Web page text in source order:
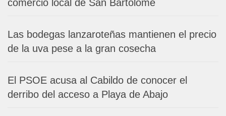
comercio local de San Bartolomé
Las bodegas lanzaroteñas mantienen el precio
de la uva pese a la gran cosecha
El PSOE acusa al Cabildo de conocer el
derribo del acceso a Playa de Abajo